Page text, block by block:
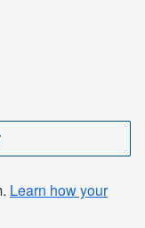
Learn how your